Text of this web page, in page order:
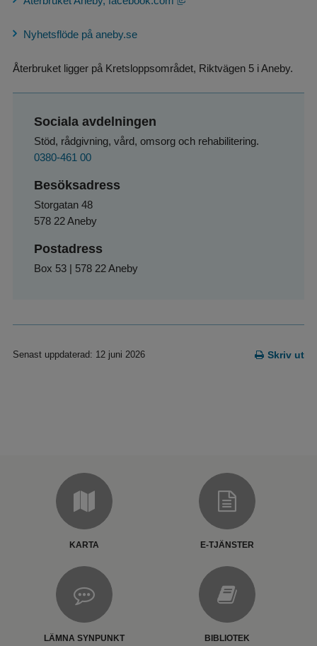
Nyhetsflöde på aneby.se
Återbruket ligger på Kretsloppsområdet, Riktvägen 5 i Aneby.
Sociala avdelningen
Stöd, rådgivning, vård, omsorg och rehabilitering.
0380-461 00
Besöksadress
Storgatan 48
578 22 Aneby
Postadress
Box 53 | 578 22 Aneby
Skriv ut
Senast uppdaterad: 12 juni 2026
KARTA E-TJÄNSTER
LÄMNA SYNPUNKT BIBLIOTEK